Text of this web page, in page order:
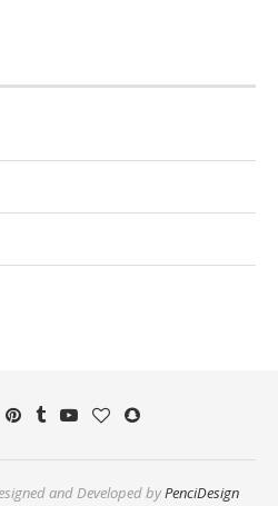
and Developed byPenciDesign